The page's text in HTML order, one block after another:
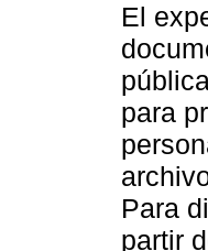
El
para
Para
partir